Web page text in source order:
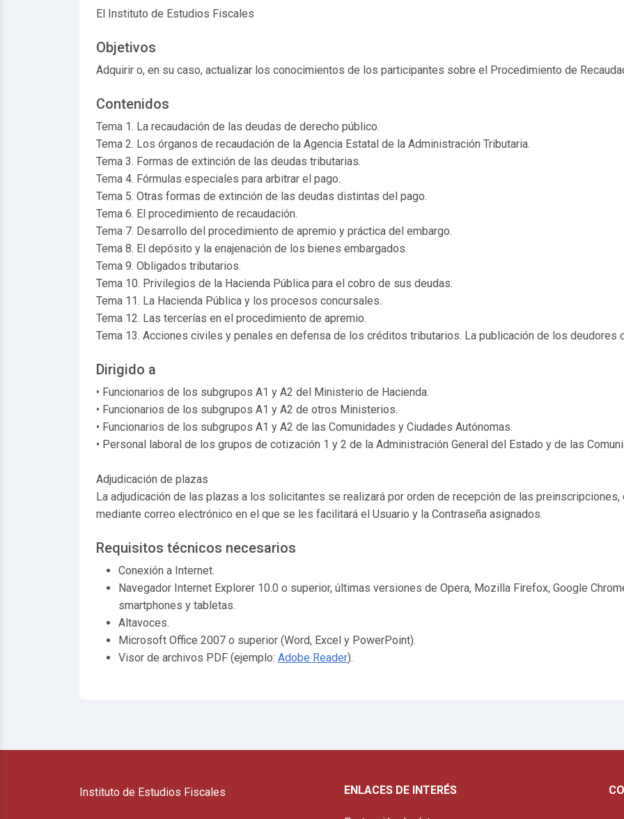
El Instituto de Estudios Fiscales
Objetivos
Adquirir o, en su caso, actualizar los conocimientos de los participantes sobre el Procedimiento de
Contenidos
Tema 1. La recaudación de las deudas de derecho público.
Tema 2. Los órganos de recaudación de la Agencia Estatal de la Administración Tributaria.
Tema 3. Formas de extinción de las deudas tributarias.
Tema 4. Fórmulas especiales para arbitrar el pago.
Tema 5. Otras formas de extinción de las deudas distintas del pago.
Tema 6. El procedimiento de recaudación.
Tema 7. Desarrollo del procedimiento de apremio y práctica del embargo.
Tema 8. El depósito y la enajenación de los bienes embargados.
Tema 9. Obligados tributarios.
Tema 10. Privilegios de la Hacienda Pública para el cobro de sus deudas.
Tema 11. La Hacienda Pública y los procesos concursales.
Tema 12. Las tercerías en el procedimiento de apremio.
Tema 13. Acciones civiles y penales en defensa de los créditos tributarios. La publicación de los deudores
Dirigido a
• Funcionarios de los subgrupos A1 y A2 del Ministerio de Hacienda.
• Funcionarios de los subgrupos A1 y A2 de otros Ministerios.
• Funcionarios de los subgrupos A1 y A2 de las Comunidades y Ciudades Autónomas.
• Personal laboral de los grupos de cotización 1 y 2 de la Administración General del Estado y de las
Adjudicación de plazas
La adjudicación de las plazas a los solicitantes se realizará por orden de recepción de las
mediante correo electrónico en el que se les facilitará el Usuario y la Contraseña asignados.
Requisitos técnicos necesarios
Conexión a Internet.
Navegador Internet Explorer 10.0 o superior, últimas versiones de Opera, Mozilla Firefox, Google
smartphones y tabletas
Altavoces.
Microsoft Office 2007 o superior (Word, Excel y PowerPoint).
Visor de archivos PDF (ejemplo: Adobe Reader).
Instituto de Estudios Fiscales ENLACES DE INTERÉS